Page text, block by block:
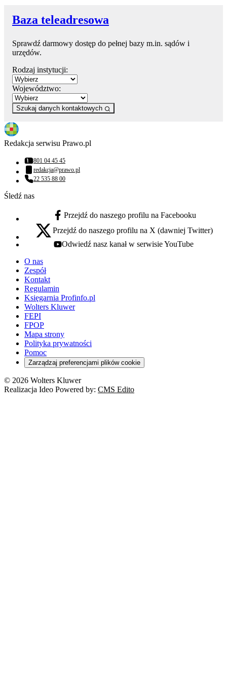
Baza teleadresowa
Sprawdź darmowy dostęp do pełnej bazy m.in. sądów i
urzędów.
Rodzaj instytucji:
Województwo:
Szukaj danych kontaktowych
Redakcja serwisu Prawo.pl
Numer telefonu:
801 04 45 45
Adres email:
redakcja@prawo.pl
Numer telefonu:
22 535 88 00
Śledź nas
facebook - otwiera się w nowej karcie
Przejdź do naszego profilu na Facebooku
x - otwiera się w nowej karcie
Przejdź do naszego profilu na X (dawniej Twitter)
youtube - otwiera się w nowej karcie
Odwiedź nasz kanał w serwisie YouTube
O nas
Zespół
Kontakt
Regulamin
Księgarnia Profinfo.pl
Wolters Kluwer
FEPI
FPOP
Mapa strony
Polityka prywatności
Pomoc
Zarządzaj preferencjami plików cookie
© 2026 Wolters Kluwer
Realizacja Ideo Powered by: CMS Edito